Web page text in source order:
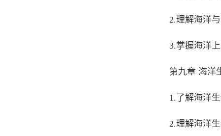
2.理解海洋
3.掌握海洋
第九章 海洋
1.了解海洋
2.理解海洋